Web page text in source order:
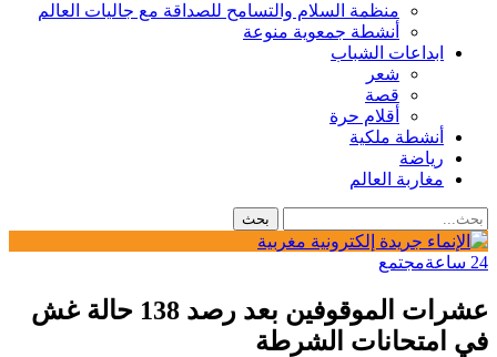
منظمة السلام والتسامح للصداقة مع جاليات العالم
أنشطة جمعوية منوعة
ابداعات الشباب
شعر
قصة
أقلام حرة
أنشطة ملكية
رياضة
مغاربة العالم
24 ساعة مجتمع
عشرات الموقوفين بعد رصد 138 حالة غش
في امتحانات الشرطة